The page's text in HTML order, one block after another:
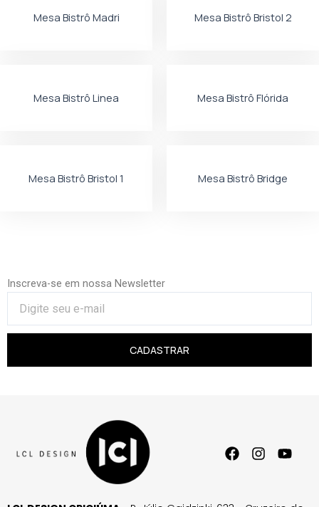
Mesa Bistrô Madri Mesa Bistrô Bristol 2
Mesa Bistrô Linea Mesa Bistrô Flórida
Mesa Bistrô Bristol 1 Mesa Bistrô Bridge
Inscreva-se em nossa Newsletter
CADASTRAR